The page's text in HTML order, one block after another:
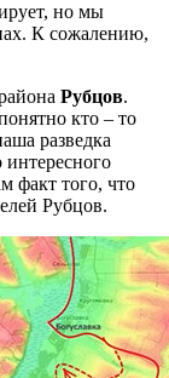
но мы
К сожалению,
Рубцов.
кто – то
разведка
факт того, что
Рубцов.